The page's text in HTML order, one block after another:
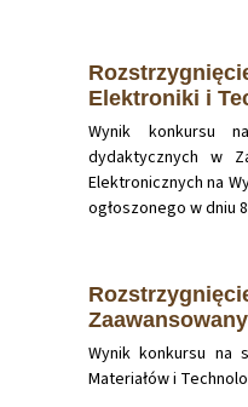
Elektroniki i
Wynik konkursu
dydaktycznych w
Elektronicznych na
ogłoszonego w dniu
Wynik konkursu na
Materiałów i